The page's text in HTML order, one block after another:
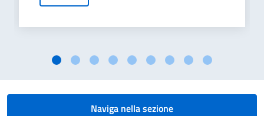
Naviga nella sezione